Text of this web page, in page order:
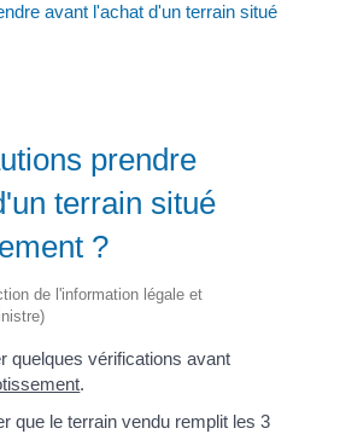
avant l'achat d'un terrain situé
prendre
terrain situé
?
de l'information légale et
quelques vérifications avant
.
que le terrain vendu remplit les 3